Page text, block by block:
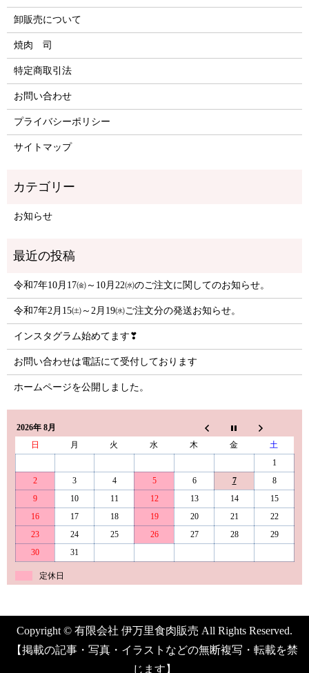
卸販売について
焼肉 司
特定商取引法
お問い合わせ
プライバシーポリシー
サイトマップ
お知らせ
令和7年10月17㈮～10月22㈬のご注文に関してのお知らせ。
令和7年2月15㈯～2月19㈬ご注文分の発送お知らせ。
インスタグラム始めてます❣
お問い合わせは電話にて受付しております
ホームページを公開しました。
2026年 8月
日
月 火 水 木 金
土
1
2
3 4 5 6 7
8
9
10 11 12 13 14
15
16
17 18 19 20 21
22
23
24 25 26 27 28
29
30
31
定休日
Copyright © 有限会社 伊万里食肉販売 All Rights Reserved.
【掲載の記事・写真・イラストなどの無断複写・転載を禁
じます】